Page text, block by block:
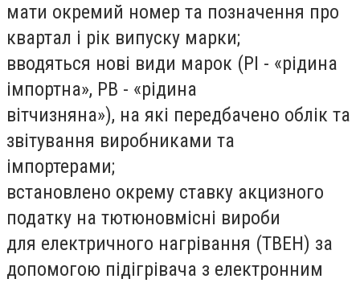
мати окремий номер та позначення про
квартал і рік випуску марки;
вводяться нові види марок (РІ - «рідина
імпортна», РВ - «рідина
вітчизняна»), на які передбачено облік та
звітування виробниками та
імпортерами;
встановлено окрему ставку акцизного
податку на тютюновмісні вироби
для електричного нагрівання (ТВЕН) за
допомогою підігрівача з електронним